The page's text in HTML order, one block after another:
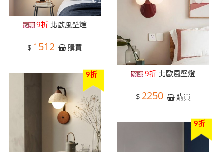
9折 北歐風壁燈
$ 1512 購買
9折北歐風壁燈
$ 2250 購買
9折
9折